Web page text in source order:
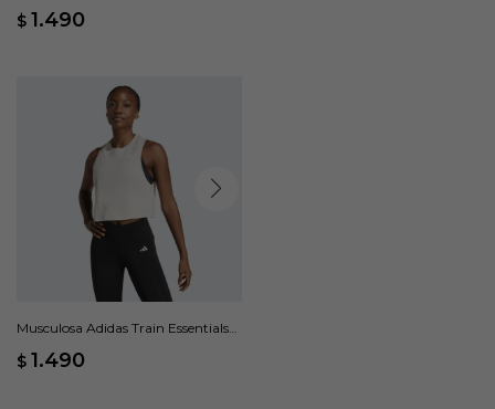
$ 1.490
Musculosa Adidas Train Essentials
$ 1.490